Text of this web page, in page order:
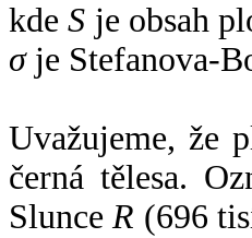
kdeS je obsah
σje Stefanova-
Uvažujeme, že
černá tělesa.
SlunceR (696